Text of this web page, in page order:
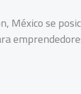
México se